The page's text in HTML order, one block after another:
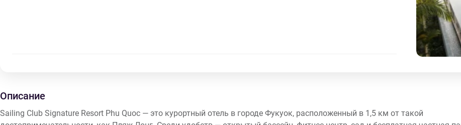
Описание
Sailing Club Signature Resort Phu Quoc — это курортный отель в городе Фукуок, расположенный в 1,5 км от такой